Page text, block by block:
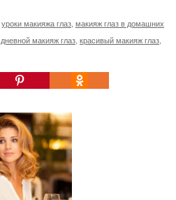
уроки макияжа глаз, макияж глаз в домашних
дневной макияж глаз, красивый макияж глаз,